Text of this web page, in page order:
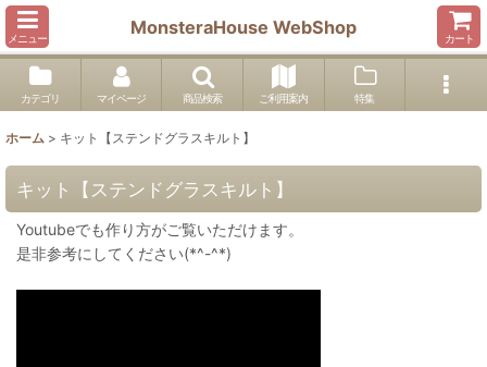
メニュー
MonsteraHouse WebShop
カート
カテゴリ マイページ 商品検索 ご利用案内 特集
ホーム > キット【ステンドグラスキルト】
キット【ステンドグラスキルト】
Youtubeでも作り方がご覧いただけます。
是非参考にしてください(*^-^*)